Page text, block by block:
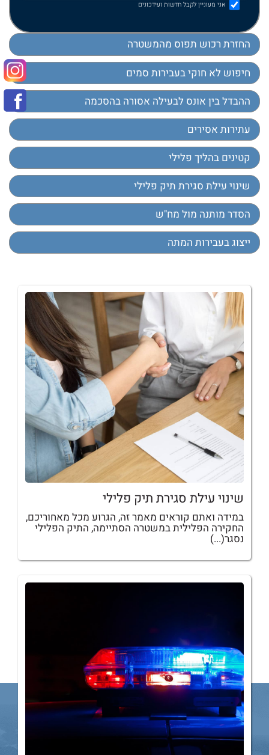
החזרת רכוש תפוס מהמשטרה
חיפוש לא חוקי בעבירות סמים
ההבדל בין אונס לבעילה אסורה בהסכמה
עתירות אסירים
קטינים בהליך פלילי
שינוי עילת סגירת תיק פלילי
הסדר מותנה מול מח"ש
ייצוג בעבירות המתה
שינוי עילת סגירת תיק פלילי
במידה ואתם קוראים מאמר זה, הגרוע מכל מאחוריכם,
החקירה הפלילית במשטרה הסתיימה, התיק הפלילי
נסגר(...)
אני מעוניין לקבל חדשות ועידכונים